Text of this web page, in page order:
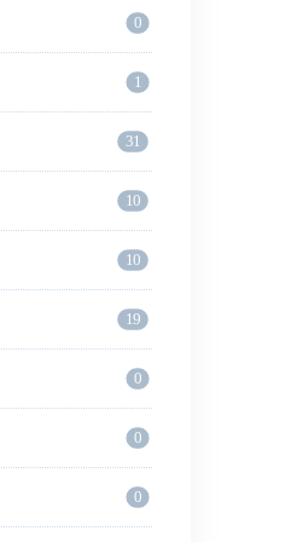
0
1
31
10
10
19
0
0
0